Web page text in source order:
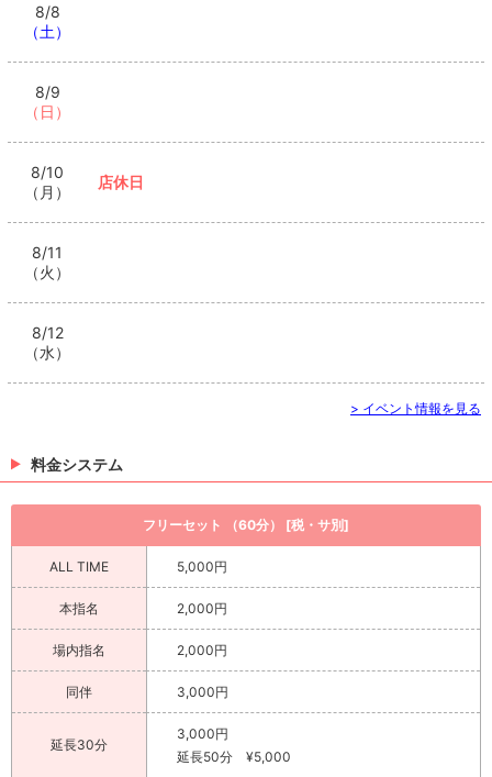
8/8
（土）
8/9
（日）
8/10
（月）
店休日
8/11
（火）
8/12
（水）
> イベント情報を見る
料金システム
フリーセット （60分） [税・サ別]
ALL TIME 5,000円
本指名 2,000円
場内指名 2,000円
同伴 3,000円
延長30分
3,000円
延長50分 ¥5,000